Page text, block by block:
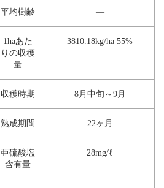
平均樹齢 ―
1haあた
りの収穫
量
3810.18kg/ha 55%
収穫時期 8月中旬～9月
熟成期間 22ヶ月
亜硫酸塩
含有量
28mg/ℓ